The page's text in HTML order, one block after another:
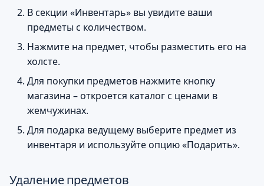
В секции «Инвентарь» вы увидите ваши
предметы с количеством.
Нажмите на предмет, чтобы разместить его на
холсте.
Для покупки предметов нажмите кнопку
магазина – откроется каталог с ценами в
жемчужинах.
Для подарка ведущему выберите предмет из
инвентаря и используйте опцию «Подарить».
Удаление предметов